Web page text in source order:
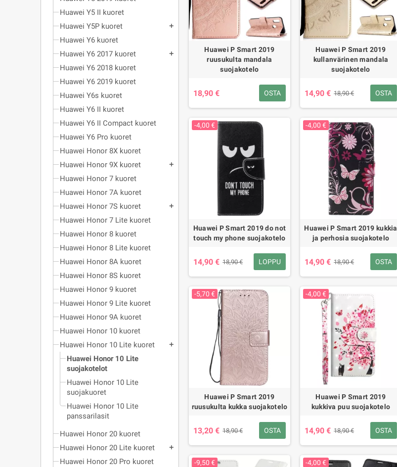
Huawei Y5 II kuoret
Huawei Y5P kuoret
add
Huawei Y6 kuoret
Huawei Y6 2017 kuoret
add
Huawei Y6 2018 kuoret
Huawei Y6 2019 kuoret
Huawei Y6s kuoret
Huawei Y6 II kuoret
Huawei Y6 II Compact kuoret
Huawei Y6 Pro kuoret
Huawei Honor 8X kuoret
Huawei Honor 9X kuoret
add
Huawei Honor 7 kuoret
Huawei Honor 7A kuoret
Huawei Honor 7S kuoret
add
Huawei Honor 7 Lite kuoret
Huawei Honor 8 kuoret
Huawei Honor 8 Lite kuoret
Huawei Honor 8A kuoret
Huawei Honor 8S kuoret
Huawei Honor 9 kuoret
Huawei Honor 9 Lite kuoret
Huawei Honor 9A kuoret
Huawei Honor 10 kuoret
Huawei Honor 10 Lite kuoret
add
Huawei Honor 10 Lite
suojakotelot
Huawei Honor 10 Lite
suojakuoret
Huawei Honor 10 Lite
panssarilasit
Huawei Honor 20 kuoret
Huawei Honor 20 Lite kuoret
add
Huawei Honor 20 Pro kuoret
Huawei P Smart 2019
ruusukulta mandala
suojakotelo
18,90 € OSTA
Huawei P Smart 2019
kullanvärinen mandala
suojakotelo
14,90 € 18,90 € OSTA
-4,00 €
Huawei P Smart 2019 do not
touch my phone suojakotelo
14,90 € 18,90 € LOPPU
-4,00 €
Huawei P Smart 2019 kukkia
ja perhosia suojakotelo
14,90 € 18,90 € OSTA
-5,70 €
Huawei P Smart 2019
ruusukulta kukka suojakotelo
13,20 € 18,90 € OSTA
-4,00 €
Huawei P Smart 2019
kukkiva puu suojakotelo
14,90 € 18,90 € OSTA
-9,50 € -4,00 €